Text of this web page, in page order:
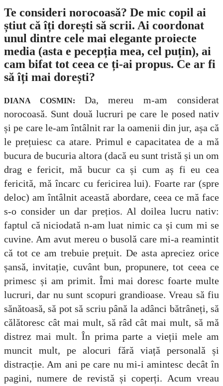
Te consideri norocoasă? De mic copil ai
știut că îți dorești să scrii. Ai coordonat
unul dintre cele mai elegante proiecte
media (asta e pecepția mea, cel puțin), ai
cam bifat tot ceea ce ți-ai propus. Ce ar fi
să îți mai dorești?
DIANA COSMIN:
Da, mereu m-am considerat
norocoasă. Sunt două lucruri pe care le posed nativ
și pe care le-am întâlnit rar la oamenii din jur, așa că
le prețuiesc ca atare. Primul e capacitatea de a mă
bucura de bucuria altora (dacă eu sunt tristă și un om
drag e fericit, mă bucur ca și cum aș fi eu cea
fericită, mă încarc cu fericirea lui). Foarte rar (spre
deloc) am întâlnit această abordare, ceea ce mă face
s-o consider un dar prețios. Al doilea lucru nativ:
faptul că niciodată n-am luat nimic ca și cum mi se
cuvine. Am avut mereu o busolă care mi-a reamintit
că tot ce am trebuie prețuit. De asta apreciez orice
șansă, invitație, cuvânt bun, propunere, tot ceea ce
primesc și am primit. Îmi mai doresc foarte multe
lucruri, dar nu sunt scopuri grandioase. Vreau să fiu
sănătoasă, să pot să scriu până la adânci bătrâneți, să
călătoresc cât mai mult, să râd cât mai mult, să mă
distrez mai mult. În prima parte a vieții mele am
muncit mult, pe alocuri fără viață personală și
distracție. Am ani pe care nu mi-i amintesc decât în
pagini, numere de revistă și coperți. Acum vreau